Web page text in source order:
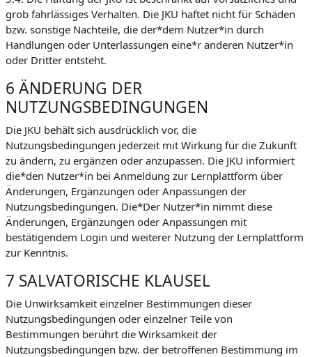
grob fahrlässiges Verhalten. Die JKU haftet nicht für Schäden
bzw. sonstige Nachteile, die der*dem Nutzer*in durch
Handlungen oder Unterlassungen eine*r anderen Nutzer*in
oder Dritter entsteht.
6 ÄNDERUNG DER
NUTZUNGSBEDINGUNGEN
Die JKU behält sich ausdrücklich vor, die
Nutzungsbedingungen jederzeit mit Wirkung für die Zukunft
zu ändern, zu ergänzen oder anzupassen. Die JKU informiert
die*den Nutzer*in bei Anmeldung zur Lernplattform über
Änderungen, Ergänzungen oder Anpassungen der
Nutzungsbedingungen. Die*Der Nutzer*in nimmt diese
Änderungen, Ergänzungen oder Anpassungen mit
bestätigendem Login und weiterer Nutzung der Lernplattform
zur Kenntnis.
7 SALVATORISCHE KLAUSEL
Die Unwirksamkeit einzelner Bestimmungen dieser
Nutzungsbedingungen oder einzelner Teile von
Bestimmungen berührt die Wirksamkeit der
Nutzungsbedingungen bzw. der betroffenen Bestimmung im